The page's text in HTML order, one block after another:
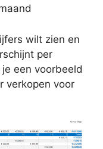
wilt zien en
per
een voorbeeld
verkopen voor